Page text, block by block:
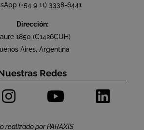
(+54 9 11) 3338-6441
Dirección:
1850 (C1426CUH)
Aires, Argentina
Redes
realizado porPARAXIS